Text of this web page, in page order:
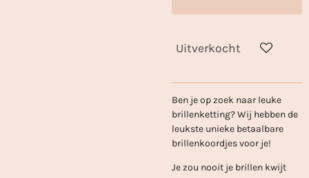
Uitverkocht
Ben je op zoek naar leuke
brillenketting? Wij hebben de
leukste unieke betaalbare
brillenkoordjes voor je!
Je zou nooit je brillen kwijt